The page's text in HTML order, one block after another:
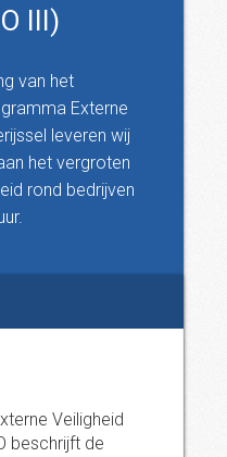
III)
van het
Externe
leveren wij
het vergroten
rond bedrijven
Veiligheid
beschrijft de